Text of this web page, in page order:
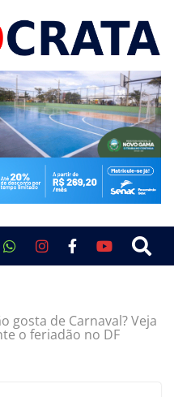
gosta de Carnaval? Veja
o feriadão no DF